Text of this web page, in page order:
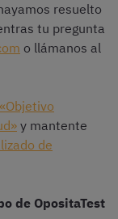
resuelto
tu pregunta
o llámanos al
«Objetivo
y mantente
de
de OpositaTest